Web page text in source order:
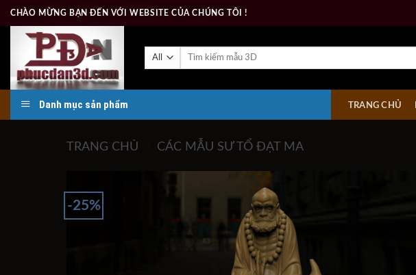
Skip
to
content
CHÀO MỪNG BẠN ĐẾN VỚI WEBSITE CỦA CHÚNG TÔI !
Tìm
Danh mục sản phẩm TRANG CHỦ
TRANG CHỦ CÁC MẪU SƯ TỔ ĐẠT MA
-25%